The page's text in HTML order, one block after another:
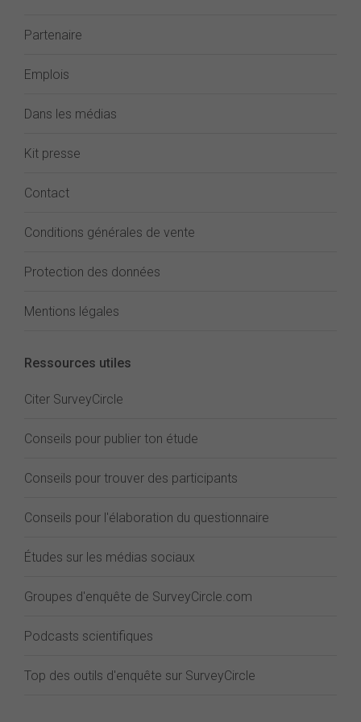
Partenaire
Emplois
Dans les médias
Kit presse
Contact
Conditions générales de vente
Protection des données
Mentions légales
Ressources utiles
Citer SurveyCircle
Conseils pour publier ton étude
Conseils pour trouver des participants
Conseils pour l'élaboration du questionnaire
Études sur les médias sociaux
Groupes d'enquête de SurveyCircle.com
Podcasts scientifiques
Top des outils d'enquête sur SurveyCircle